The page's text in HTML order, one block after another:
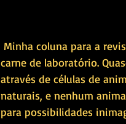
carne de laboratório.
através de células de
naturais, e nenhum
para possibilidades